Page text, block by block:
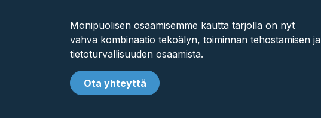
Monipuolisen osaamisemme kautta tarjolla on nyt
vahva kombinaatio tekoälyn, toiminnan tehostamisen ja
tietoturvallisuuden osaamista.
Ota yhteyttä